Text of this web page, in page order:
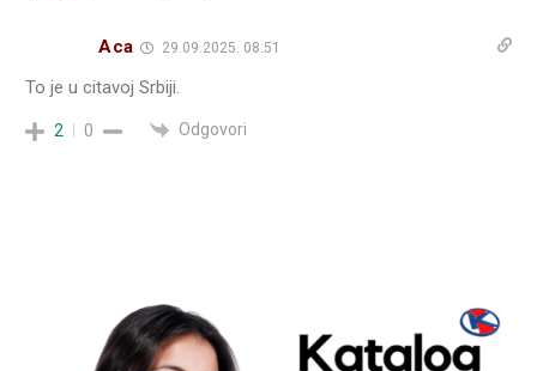
Aca 29.09.2025. 08:51
To je u citavoj Srbiji.
2 0 Odgovori